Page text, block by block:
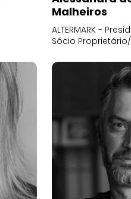
Malheiros
ALTERMARK -
Sócio